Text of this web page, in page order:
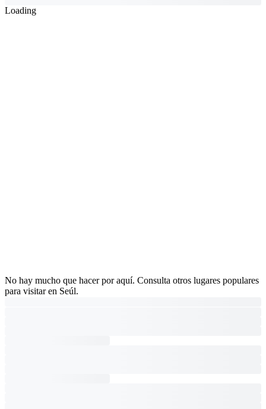
Loading
No hay mucho que hacer por aquí. Consulta otros lugares populares
para visitar en Seúl.